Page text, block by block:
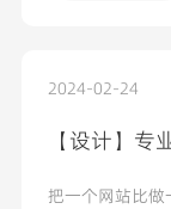
2024-02-24
【设计】
把一个网站比